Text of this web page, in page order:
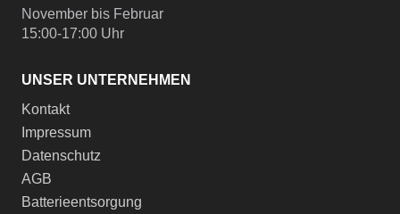
November bis Februar
15:00-17:00 Uhr
UNSER UNTERNEHMEN
Kontakt
Impressum
Datenschutz
AGB
Batterieentsorgung